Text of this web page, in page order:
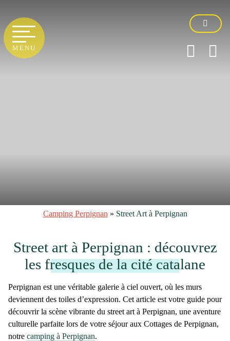
MENU
Camping Perpignan » Street Art à Perpignan
Street art à Perpignan : découvrez
les fresques de la cité catalane
Perpignan est une véritable galerie à ciel ouvert, où les murs
deviennent des toiles d’expression. Cet article est votre guide pour
découvrir la scène vibrante du street art à Perpignan, une aventure
culturelle parfaite lors de votre séjour aux Cottages de Perpignan,
notre camping à Perpignan.